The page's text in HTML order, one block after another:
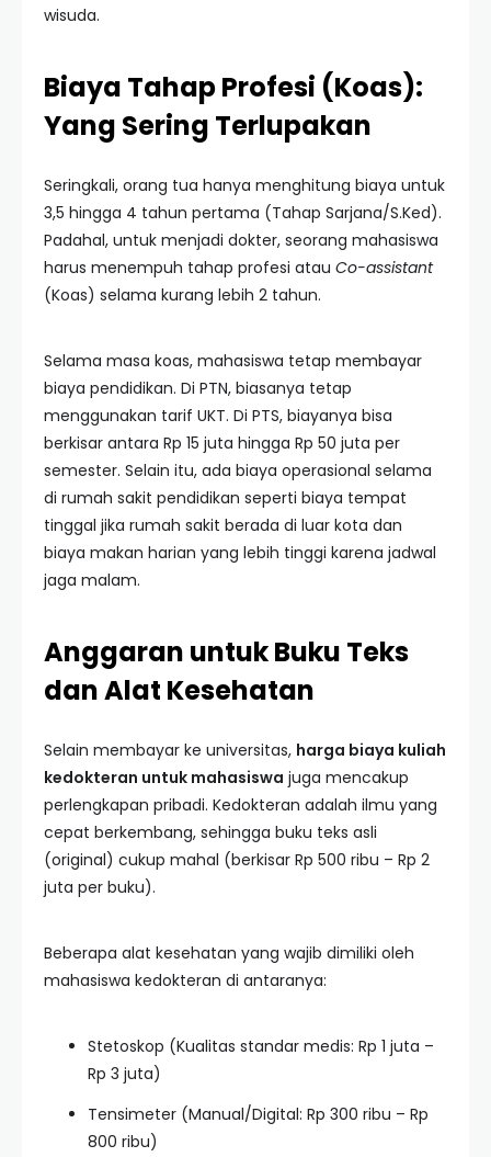
wisuda.
Biaya Tahap Profesi (Koas):
Yang Sering Terlupakan
Seringkali, orang tua hanya menghitung biaya untuk
3,5 hingga 4 tahun pertama (Tahap Sarjana/S.Ked).
Padahal, untuk menjadi dokter, seorang mahasiswa
harus menempuh tahap profesi atau Co-assistant
(Koas) selama kurang lebih 2 tahun.
Selama masa koas, mahasiswa tetap membayar
biaya pendidikan. Di PTN, biasanya tetap
menggunakan tarif UKT. Di PTS, biayanya bisa
berkisar antara Rp 15 juta hingga Rp 50 juta per
semester. Selain itu, ada biaya operasional selama
di rumah sakit pendidikan seperti biaya tempat
tinggal jika rumah sakit berada di luar kota dan
biaya makan harian yang lebih tinggi karena jadwal
jaga malam.
Anggaran untuk Buku Teks
dan Alat Kesehatan
Selain membayar ke universitas, harga biaya kuliah
kedokteran untuk mahasiswa juga mencakup
perlengkapan pribadi. Kedokteran adalah ilmu yang
cepat berkembang, sehingga buku teks asli
(original) cukup mahal (berkisar Rp 500 ribu – Rp 2
juta per buku).
Beberapa alat kesehatan yang wajib dimiliki oleh
mahasiswa kedokteran di antaranya:
Stetoskop (Kualitas standar medis: Rp 1 juta –
Rp 3 juta)
Tensimeter (Manual/Digital: Rp 300 ribu – Rp
800 ribu)